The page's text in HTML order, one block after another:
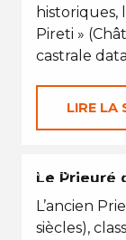
historiques,
Pireti »
castrale
LIRE LA
VACANCES
Le Prieuré
L’ancien
siècles),